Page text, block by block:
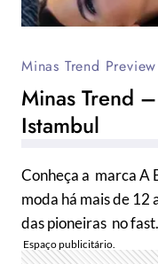
Minas Trend Preview
Minas Trend
Istambul
Conheça a marca A
moda há mais de 12
das pioneiras no